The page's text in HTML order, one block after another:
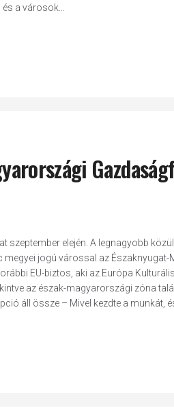
a városok...
elején. A legnagyobb
jogú várossal az Északnyugat-
EU-biztos, aki az Európa
az észak-magyarországi zóna
áll össze – Mivel kezdte a munkát, és